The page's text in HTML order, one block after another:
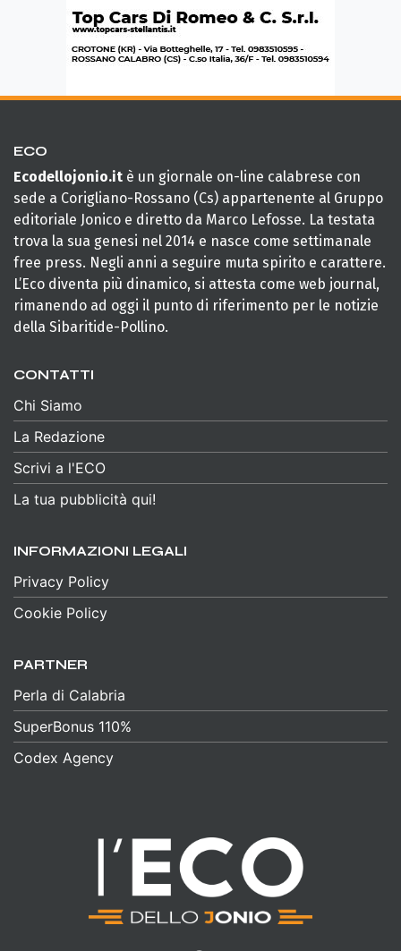
ECO
Ecodellojonio.it è un giornale on-line calabrese con
sede a Corigliano-Rossano (Cs) appartenente al Gruppo
editoriale Jonico e diretto da Marco Lefosse. La testata
trova la sua genesi nel 2014 e nasce come settimanale
free press. Negli anni a seguire muta spirito e carattere.
L’Eco diventa più dinamico, si attesta come web journal,
rimanendo ad oggi il punto di riferimento per le notizie
della Sibaritide-Pollino.
CONTATTI
Chi Siamo
La Redazione
Scrivi a l'ECO
La tua pubblicità qui!
INFORMAZIONI LEGALI
Privacy Policy
Cookie Policy
PARTNER
Perla di Calabria
SuperBonus 110%
Codex Agency